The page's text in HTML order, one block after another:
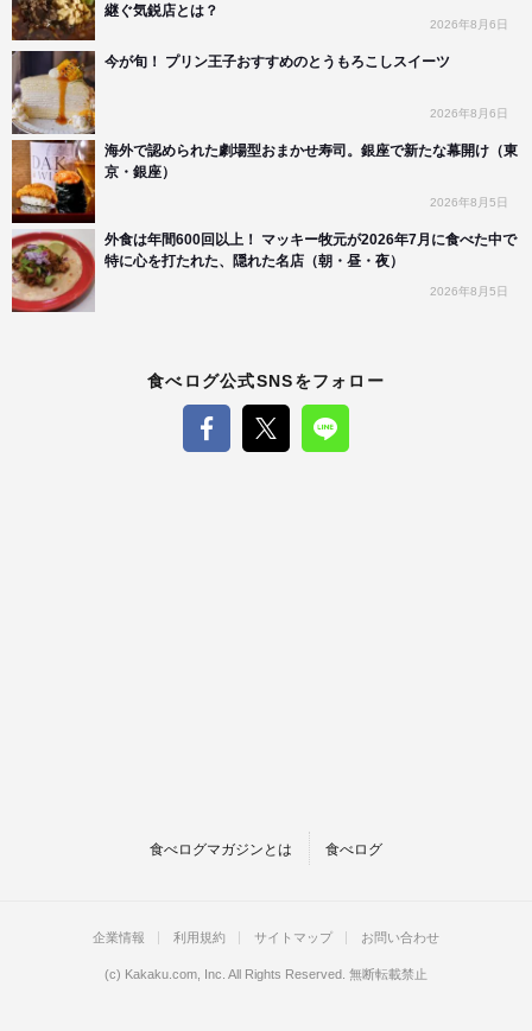
継ぐ気鋭店とは？
2026年8月6日
今が旬！ プリン王子おすすめのとうもろこしスイーツ
2026年8月6日
海外で認められた劇場型おまかせ寿司。銀座で新たな幕開け（東
京・銀座）
2026年8月5日
外食は年間600回以上！ マッキー牧元が2026年7月に食べた中で
特に心を打たれた、隠れた名店（朝・昼・夜）
2026年8月5日
食べログ公式SNSをフォロー
食べログマガジンとは 食べログ
企業情報 利用規約 サイトマップ お問い合わせ
(c) Kakaku.com, Inc. All Rights Reserved. 無断転載禁止